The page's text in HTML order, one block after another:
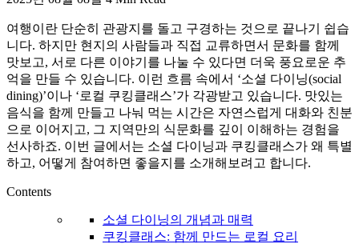
WeBring
제
공
여행이란 단순히 관광지를 돌고 구경하는 것으로 끝나기 쉽습
니다. 하지만 현지의 사람들과 직접 교류하면서 문화를 함께
맛보고, 서로 다른 이야기를 나눌 수 있다면 더욱 풍요로운 추
억을 만들 수 있습니다. 이런 흐름 속에서 ‘소셜 다이닝(social
dining)’이나 ‘로컬 쿠킹클래스’가 각광받고 있습니다. 맛있는
음식을 함께 만들고 나눠 먹는 시간은 자연스럽게 대화와 친분
으로 이어지고, 그 지역만의 식문화를 깊이 이해하는 경험을
선사하죠. 이번 글에서는 소셜 다이닝과 쿠킹클래스가 왜 특별
하고, 어떻게 참여하면 좋을지를 소개해보려고 합니다.
Contents
소셜 다이닝의 개념과 매력
쿠킹클래스: 함께 만드는 로컬 요리